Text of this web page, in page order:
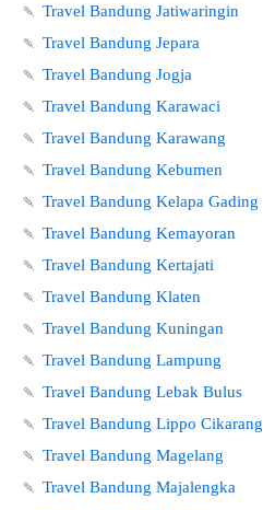
🍡 Travel Bandung Jatiwaringin
🍡 Travel Bandung Jepara
🍡 Travel Bandung Jogja
🍡 Travel Bandung Karawaci
🍡 Travel Bandung Karawang
🍡 Travel Bandung Kebumen
🍡 Travel Bandung Kelapa Gading
🍡 Travel Bandung Kemayoran
🍡 Travel Bandung Kertajati
🍡 Travel Bandung Klaten
🍡 Travel Bandung Kuningan
🍡 Travel Bandung Lampung
🍡 Travel Bandung Lebak Bulus
🍡 Travel Bandung Lippo Cikarang
🍡 Travel Bandung Magelang
🍡 Travel Bandung Majalengka